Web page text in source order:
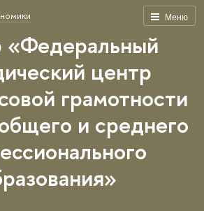
Меню
центр
грамотности
и среднего